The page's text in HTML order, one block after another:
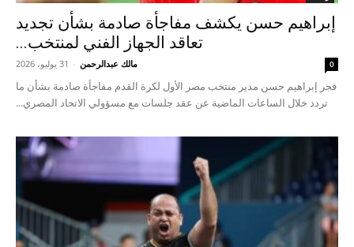
إبراهيم حسن يكشف مفاجأة صادمة بشأن تجديد
تعاقد الجهاز الفني لمنتخب...
مالك عبدالرحمن - 31 يوليو، 2026 0
فجر إبراهيم حسن مدير منتخب مصر الأول لكرة القدم مفاجأة صادمة بشأن ما
تردد خلال الساعات الماضية عن عقد جلسات مع مسؤولي الاتحاد المصري...